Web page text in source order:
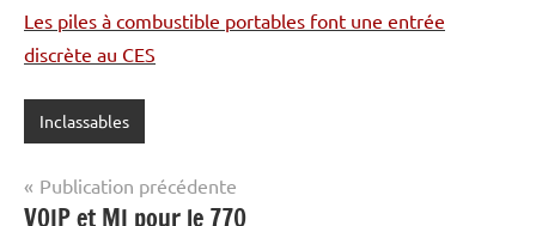
Les piles à combustible portables font une entrée
discrète au CES
Inclassables
Navigation
Publication précédente
VOIP et MI pour le 770